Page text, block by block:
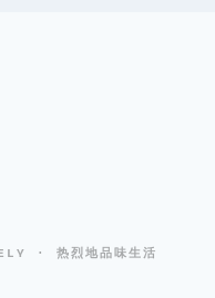
· 热烈地品味生活